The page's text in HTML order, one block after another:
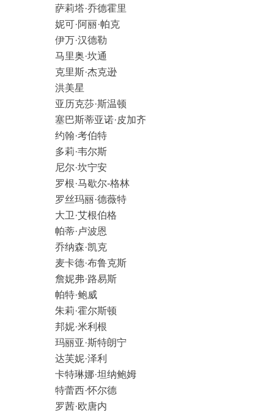
萨莉塔·乔德霍里
妮可·阿丽·帕克
伊万·汉德勒
马里奥·坎通
克里斯·杰克逊
洪美星
亚历克莎·斯温顿
塞巴斯蒂亚诺·皮加齐
约翰·考伯特
多莉·韦尔斯
尼尔·坎宁安
罗根·马歇尔-格林
罗丝玛丽·德薇特
大卫·艾根伯格
帕蒂·卢波恩
乔纳森·凯克
麦卡德·布鲁克斯
詹妮弗·路易斯
帕特·鲍威
朱莉·霍尔斯顿
邦妮·米利根
玛丽亚·斯特朗宁
达芙妮·泽利
卡特琳娜·坦纳鲍姆
特蕾西·怀尔德
罗茜·欧唐内